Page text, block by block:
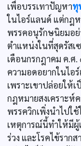
เพื่อบรรเทาปัญหาทุ
ในไอร์แลนด์ แต่กฎ
พรรคอนุรักษนิยมอ
ตำแหน่งในที่สุดรัสเ
เดือนกรกฎาคม ค.ศ
ความอดอยากในไอ
เพราะเขาปล่อยให้
กฎหมายสงเคราะห์
พรรควิกเพิ่งนำไปใ
เหตุการณ์นี้ทำให้มีผู้
ร่วง และโรคไข้รา